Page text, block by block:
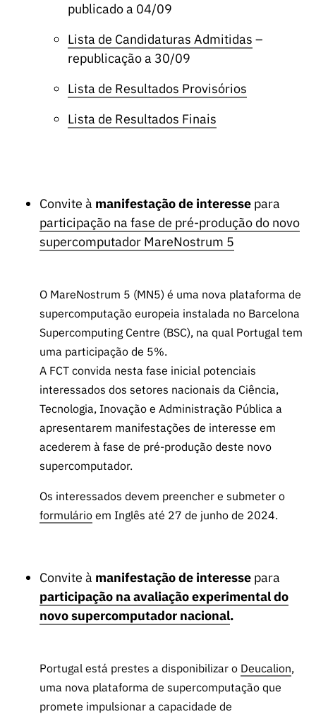
publicado a 04/09
Lista de Candidaturas Admitidas –
republicação a 30/09
Lista de Resultados Provisórios
Lista de Resultados Finais
Convite à manifestação de interesse para
participação na fase de pré-produção do novo
supercomputador MareNostrum 5
O MareNostrum 5 (MN5) é uma nova plataforma de
supercomputação europeia instalada no Barcelona
Supercomputing Centre (BSC), na qual Portugal tem
uma participação de 5%.
A FCT convida nesta fase inicial potenciais
interessados dos setores nacionais da Ciência,
Tecnologia, Inovação e Administração Pública a
apresentarem manifestações de interesse em
acederem à fase de pré-produção deste novo
supercomputador.
Os interessados devem preencher e submeter o
formulário em Inglês até 27 de junho de 2024.
Convite à manifestação de interesse para
participação na avaliação experimental do
novo supercomputador nacional.
Portugal está prestes a disponibilizar o Deucalion,
uma nova plataforma de supercomputação que
promete impulsionar a capacidade de